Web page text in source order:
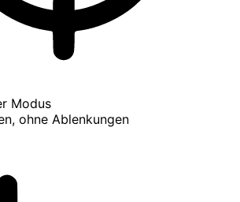
Modus
ohne Ablenkungen